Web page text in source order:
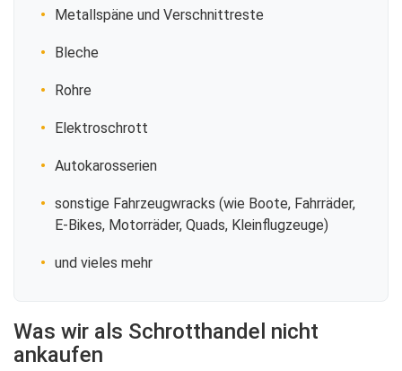
Metallspäne und Verschnittreste
Bleche
Rohre
Elektroschrott
Autokarosserien
sonstige Fahrzeugwracks (wie Boote, Fahrräder,
E-Bikes, Motorräder, Quads, Kleinflugzeuge)
und vieles mehr
Was wir als Schrotthandel nicht
ankaufen